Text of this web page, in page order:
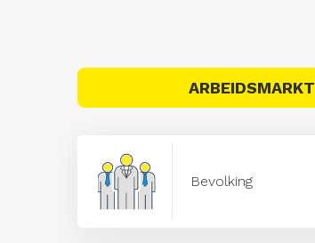
ARBEIDSMARKT
Bevolking